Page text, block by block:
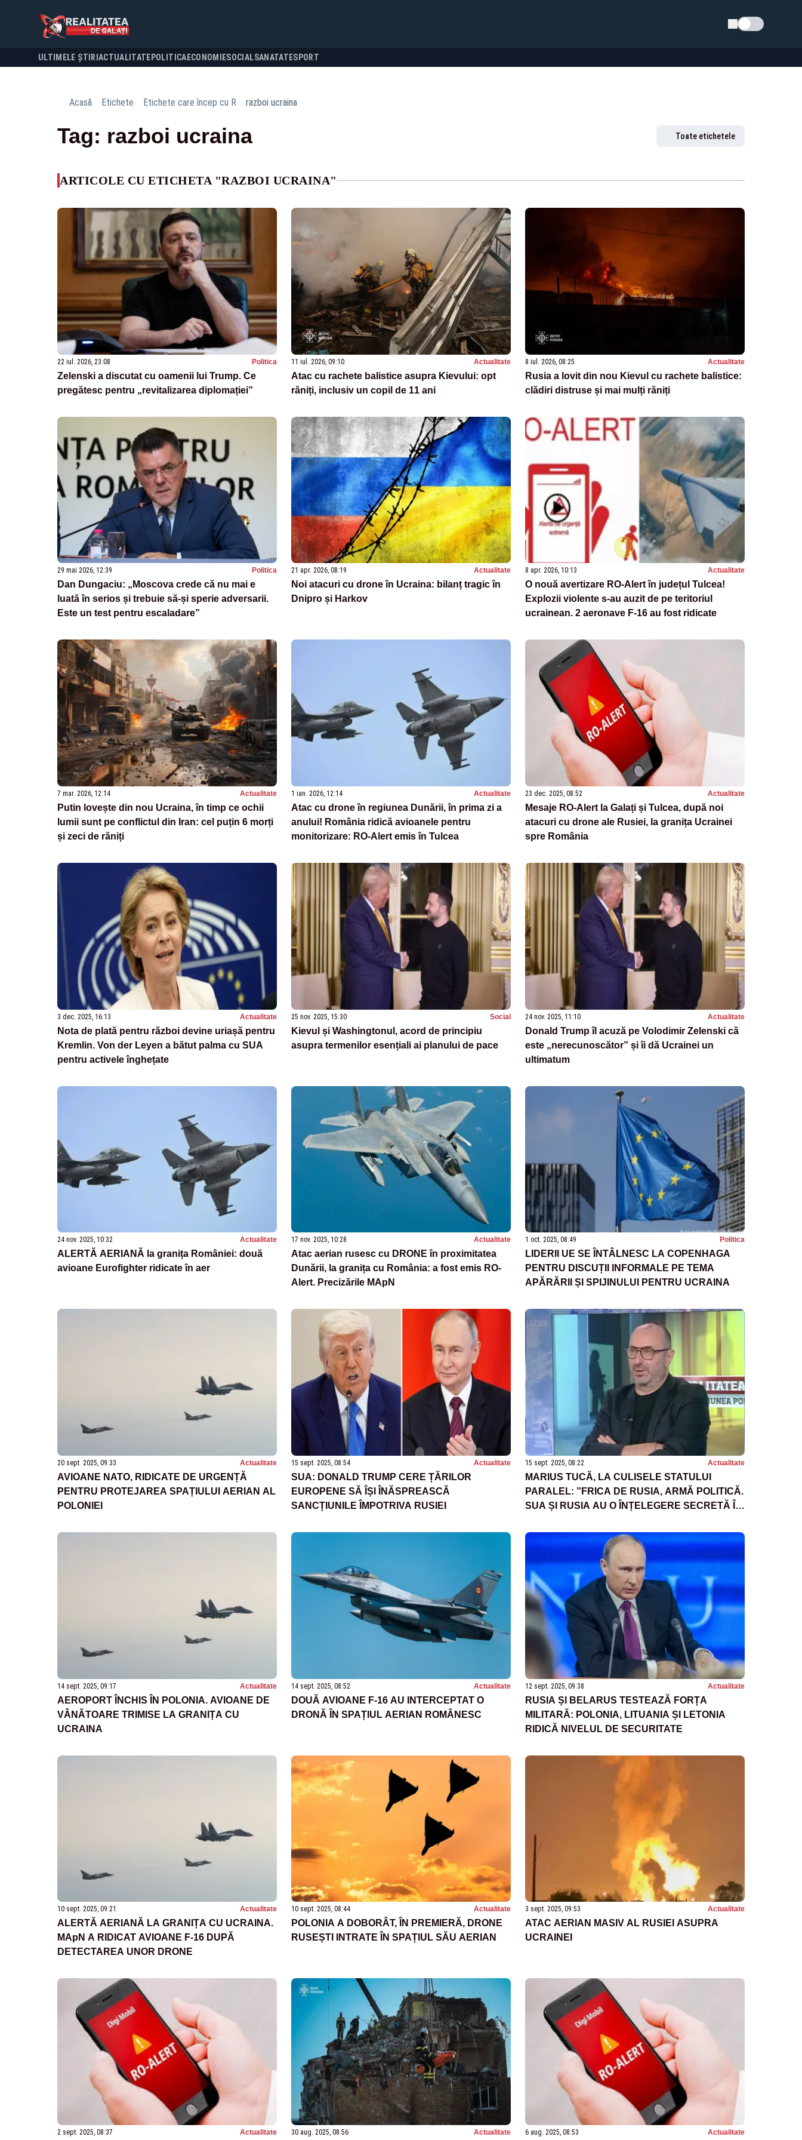
Schimba tema
ULTIMELE ȘTIRI ACTUALITATE POLITICA ECONOMIESOCIALSANATATESPORT
Acasă Etichete Etichete care încep cu R razboi ucraina
Tag: razboi ucraina Toate etichetele
ARTICOLE CU ETICHETA "RAZBOI UCRAINA"
22 iul. 2026, 23:08 Politica
Zelenski a discutat cu oamenii lui Trump. Ce
pregătesc pentru „revitalizarea diplomației”
11 iul. 2026, 09:10 Actualitate
Atac cu rachete balistice asupra Kievului: opt
răniți, inclusiv un copil de 11 ani
8 iul. 2026, 08:25 Actualitate
Rusia a lovit din nou Kievul cu rachete balistice:
clădiri distruse și mai mulți răniți
29 mai 2026, 12:39 Politica
Dan Dungaciu: „Moscova crede că nu mai e
luată în serios și trebuie să-și sperie adversarii.
Este un test pentru escaladare”
21 apr. 2026, 08:19 Actualitate
Noi atacuri cu drone în Ucraina: bilanț tragic în
Dnipro și Harkov
8 apr. 2026, 10:13 Actualitate
O nouă avertizare RO-Alert în județul Tulcea!
Explozii violente s-au auzit de pe teritoriul
ucrainean. 2 aeronave F-16 au fost ridicate
7 mar. 2026, 12:14 Actualitate
Putin lovește din nou Ucraina, în timp ce ochii
lumii sunt pe conflictul din Iran: cel puțin 6 morți
și zeci de răniți
1 ian. 2026, 12:14 Actualitate
Atac cu drone în regiunea Dunării, în prima zi a
anului! România ridică avioanele pentru
monitorizare: RO-Alert emis în Tulcea
23 dec. 2025, 08:52 Actualitate
Mesaje RO-Alert la Galați și Tulcea, după noi
atacuri cu drone ale Rusiei, la granița Ucrainei
spre România
3 dec. 2025, 16:13 Actualitate
Nota de plată pentru război devine uriașă pentru
Kremlin. Von der Leyen a bătut palma cu SUA
pentru activele înghețate
25 nov. 2025, 15:30 Social
Kievul și Washingtonul, acord de principiu
asupra termenilor esențiali ai planului de pace
24 nov. 2025, 11:10 Actualitate
Donald Trump îl acuză pe Volodimir Zelenski că
este „nerecunoscător” și îi dă Ucrainei un
ultimatum
24 nov. 2025, 10:32 Actualitate
ALERTĂ AERIANĂ la granița României: două
avioane Eurofighter ridicate în aer
17 nov. 2025, 10:28 Actualitate
Atac aerian rusesc cu DRONE în proximitatea
Dunării, la granița cu România: a fost emis RO-
Alert. Precizările MApN
1 oct. 2025, 08:49 Politica
LIDERII UE SE ÎNTÂLNESC LA COPENHAGA
PENTRU DISCUȚII INFORMALE PE TEMA
APĂRĂRII ȘI SPIJINULUI PENTRU UCRAINA
20 sept. 2025, 09:33 Actualitate
AVIOANE NATO, RIDICATE DE URGENȚĂ
PENTRU PROTEJAREA SPAȚIULUI AERIAN AL
POLONIEI
15 sept. 2025, 08:54 Actualitate
SUA: DONALD TRUMP CERE ȚĂRILOR
EUROPENE SĂ ÎȘI ÎNĂSPREASCĂ
SANCȚIUNILE ÎMPOTRIVA RUSIEI
15 sept. 2025, 08:22 Actualitate
MARIUS TUCĂ, LA CULISELE STATULUI
PARALEL: ”FRICA DE RUSIA, ARMĂ POLITICĂ.
SUA ȘI RUSIA AU O ÎNȚELEGERE SECRETĂ ÎN
14 sept. 2025, 09:17 Actualitate
AEROPORT ÎNCHIS ÎN POLONIA. AVIOANE DE
VÂNĂTOARE TRIMISE LA GRANIȚA CU
UCRAINA
14 sept. 2025, 08:52 Actualitate
DOUĂ AVIOANE F-16 AU INTERCEPTAT O
DRONĂ ÎN SPAȚIUL AERIAN ROMÂNESC
12 sept. 2025, 09:38 Actualitate
RUSIA ȘI BELARUS TESTEAZĂ FORȚA
MILITARĂ: POLONIA, LITUANIA ȘI LETONIA
RIDICĂ NIVELUL DE SECURITATE
10 sept. 2025, 09:21 Actualitate
ALERTĂ AERIANĂ LA GRANIȚA CU UCRAINA.
MApN A RIDICAT AVIOANE F-16 DUPĂ
DETECTAREA UNOR DRONE
10 sept. 2025, 08:44 Actualitate
POLONIA A DOBORÂT, ÎN PREMIERĂ, DRONE
RUSEȘTI INTRATE ÎN SPAȚIUL SĂU AERIAN
3 sept. 2025, 09:53 Actualitate
ATAC AERIAN MASIV AL RUSIEI ASUPRA
UCRAINEI
2 sept. 2025, 08:37 Actualitate 30 aug. 2025, 08:56 Actualitate 6 aug. 2025, 08:53 Actualitate